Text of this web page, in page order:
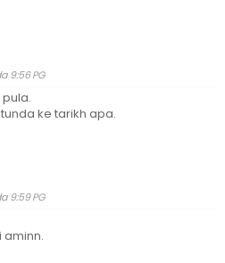
9:56 PG
ke tarikh apa.
9:59 PG